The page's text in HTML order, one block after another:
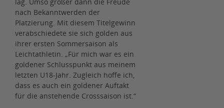
nach Bekanntwerden der
Platzierung. Mit diesem Titelgewinn
verabschiedete sie sich golden aus
ihrer ersten Sommersaison als
Leichtathletin. „Für mich war es ein
goldener Schlusspunkt aus meinem
letzten U18-Jahr. Zugleich hoffe ich,
dass es auch ein goldener Auftakt
für die anstehende Crosssaison ist.“